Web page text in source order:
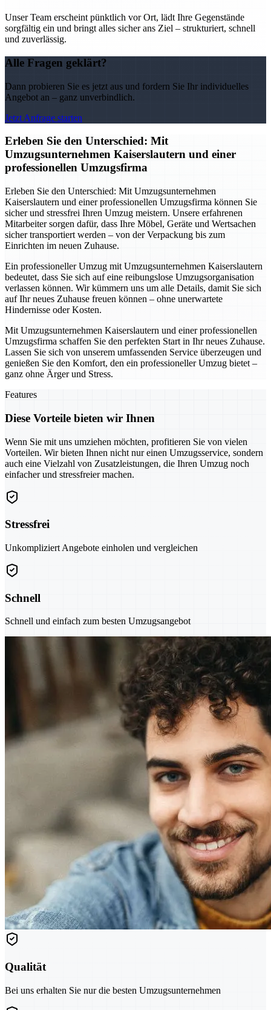
Unser Team erscheint pünktlich vor Ort, lädt Ihre Gegenstände
sorgfältig ein und bringt alles sicher ans Ziel – strukturiert, schnell
und zuverlässig.
Alle Fragen geklärt?
Dann probieren Sie es jetzt aus und fordern Sie Ihr individuelles
Angebot an – ganz unverbindlich.
Jetzt Anfrage starten
Erleben Sie den Unterschied: Mit
Umzugsunternehmen Kaiserslautern und einer
professionellen Umzugsfirma
Erleben Sie den Unterschied: Mit Umzugsunternehmen
Kaiserslautern und einer professionellen Umzugsfirma können Sie
sicher und stressfrei Ihren Umzug meistern. Unsere erfahrenen
Mitarbeiter sorgen dafür, dass Ihre Möbel, Geräte und Wertsachen
sicher transportiert werden – von der Verpackung bis zum
Einrichten im neuen Zuhause.
Ein professioneller Umzug mit Umzugsunternehmen Kaiserslautern
bedeutet, dass Sie sich auf eine reibungslose Umzugsorganisation
verlassen können. Wir kümmern uns um alle Details, damit Sie sich
auf Ihr neues Zuhause freuen können – ohne unerwartete
Hindernisse oder Kosten.
Mit Umzugsunternehmen Kaiserslautern und einer professionellen
Umzugsfirma schaffen Sie den perfekten Start in Ihr neues Zuhause.
Lassen Sie sich von unserem umfassenden Service überzeugen und
genießen Sie den Komfort, den ein professioneller Umzug bietet –
ganz ohne Ärger und Stress.
Features
Diese Vorteile bieten wir Ihnen
Wenn Sie mit uns umziehen möchten, profitieren Sie von vielen
Vorteilen. Wir bieten Ihnen nicht nur einen Umzugsservice, sondern
auch eine Vielzahl von Zusatzleistungen, die Ihren Umzug noch
einfacher und stressfreier machen.
Stressfrei
Unkompliziert Angebote einholen und vergleichen
Schnell
Schnell und einfach zum besten Umzugsangebot
Qualität
Bei uns erhalten Sie nur die besten Umzugsunternehmen